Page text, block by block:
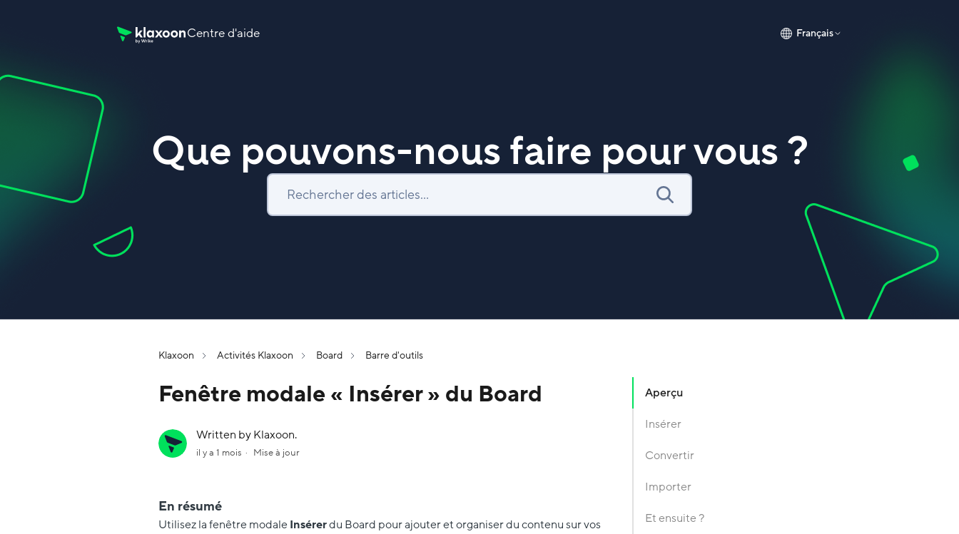
Centre d'aide Français
Que pouvons-nous faire pour vous ?
Klaxoon Activités Klaxoon Board Barre d'outils
Fenêtre modale « Insérer » du Board
Written by Klaxoon.
il y a 1 mois Mise à jour
En résumé
Utilisez la fenêtre modaleInsérerdu Board pour ajouter et organiser du contenu sur vos
Aperçu
Insérer
Convertir
Importer
Et ensuite ?